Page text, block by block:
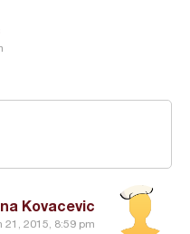
Kovacevic
21, 2015, 8:59 pm